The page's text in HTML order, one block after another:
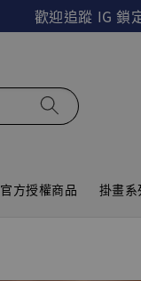
歡迎追蹤 IG 鎖
官方授權商品 掛畫